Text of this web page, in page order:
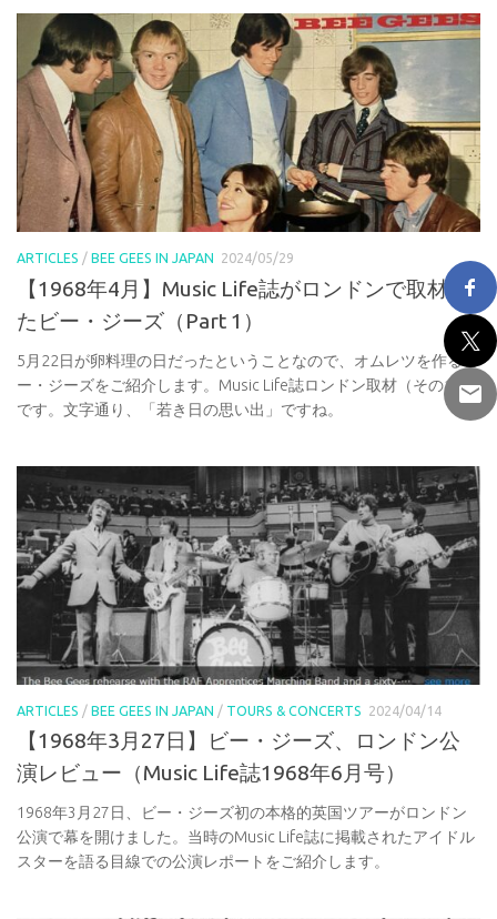
ARTICLES / BEE GEES IN JAPAN 2024/05/29
【1968年4月】Music Life誌がロンドンで取材し
たビー・ジーズ（Part 1）
5月22日が卵料理の日だったということなので、オムレツを作るビ
ー・ジーズをご紹介します。Music Life誌ロンドン取材（その1）
です。文字通り、「若き日の思い出」ですね。
ARTICLES / BEE GEES IN JAPAN / TOURS & CONCERTS 2024/04/14
【1968年3月27日】ビー・ジーズ、ロンドン公
演レビュー（Music Life誌1968年6月号）
1968年3月27日、ビー・ジーズ初の本格的英国ツアーがロンドン
公演で幕を開けました。当時のMusic Life誌に掲載されたアイドル
スターを語る目線での公演レポートをご紹介します。